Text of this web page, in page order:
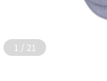
1 / 21